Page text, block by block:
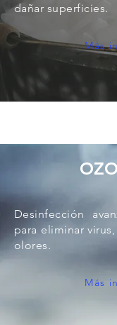
dañar superficies.
Más
Desinfección
para eliminar
olores.
Más